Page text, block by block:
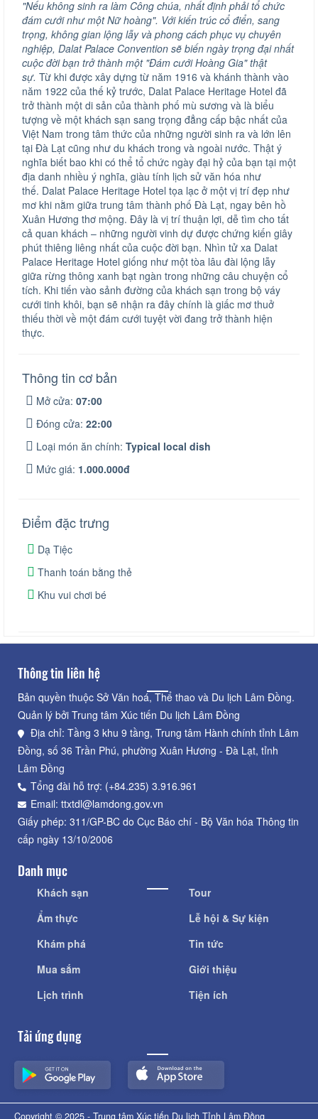
"Nếu không sinh ra làm Công chúa, nhất định phải tổ chức
đám cưới như một Nữ hoàng". Với kiến trúc cổ điển, sang
trọng, không gian lộng lẫy và phong cách phục vụ chuyên
nghiệp, Dalat Palace Convention sẽ biến ngày trọng đại nhất
cuộc đời bạn trở thành một "Đám cưới Hoàng Gia" thật
sự. Từ khi được xây dựng từ năm 1916 và khánh thành vào
năm 1922 của thế kỷ trước, Dalat Palace Heritage Hotel đã
trở thành một di sản của thành phố mù sương và là biểu
tượng về một khách sạn sang trọng đẳng cấp bậc nhất của
Việt Nam trong tâm thức của những người sinh ra và lớn lên
tại Đà Lạt cũng như du khách trong và ngoài nước. Thật ý
nghĩa biết bao khi có thể tổ chức ngày đại hỷ của bạn tại một
địa danh nhiều ý nghĩa, giàu tính lịch sử văn hóa như
thế. Dalat Palace Heritage Hotel tọa lạc ở một vị trí đẹp như
mơ khi nằm giữa trung tâm thành phố Đà Lạt, ngay bên hồ
Xuân Hương thơ mộng. Đây là vị trí thuận lợi, dễ tìm cho tất
cả quan khách – những người vinh dự được chứng kiến giây
phút thiêng liêng nhất của cuộc đời bạn. Nhìn tử xa Dalat
Palace Heritage Hotel giống như một tòa lâu đài lộng lẫy
giữa rừng thông xanh bạt ngàn trong những câu chuyện cổ
tích. Khi tiến vào sảnh đường của khách sạn trong bộ váy
cưới tinh khôi, bạn sẽ nhận ra đây chính là giấc mơ thuở
thiếu thời về một đám cưới tuyệt vời đang trở thành hiện
thực.
Thông tin cơ bản
Mở cửa: 07:00
Đóng cửa: 22:00
Loại món ăn chính: Typical local dish
Mức giá: 1.000.000đ
Điểm đặc trưng
Dạ Tiệc
Thanh toán bằng thẻ
Khu vui chơi bé
Thông tin liên hệ
Bản quyền thuộc Sở Văn hoá, Thể thao và Du lịch Lâm Đồng.
Quản lý bởi Trung tâm Xúc tiến Du lịch Lâm Đồng
Địa chỉ: Tầng 3 khu 9 tầng, Trung tâm Hành chính tỉnh Lâm
Đồng, số 36 Trần Phú, phường Xuân Hương - Đà Lạt, tỉnh
Lâm Đồng
Tổng đài hỗ trợ: (+84.235) 3.916.961
Email: ttxtdl@lamdong.gov.vn
Giấy phép: 311/GP-BC do Cục Báo chí - Bộ Văn hóa Thông tin
cấp ngày 13/10/2006
Danh mục
Khách sạn
Ẩm thực
Khám phá
Mua sắm
Lịch trình
Tour
Lễ hội & Sự kiện
Tin tức
Giới thiệu
Tiện ích
Tải ứng dụng
Copyright © 2025 - Trung tâm Xúc tiến Du lịch Tỉnh Lâm Đồng